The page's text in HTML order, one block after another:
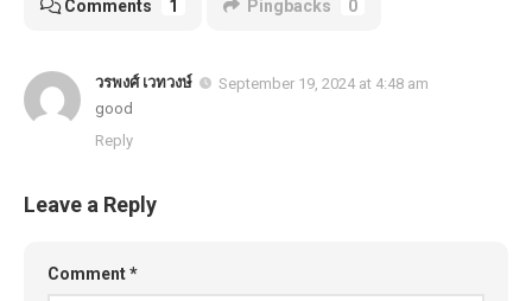
Comments 1 Pingbacks 0
วรพงศ์ เวทวงษ์
September 19, 2024 at 4:48 am
good
Reply
Leave a Reply
Comment*